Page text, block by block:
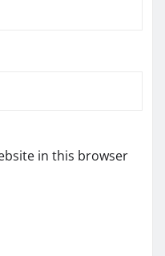
in this browser